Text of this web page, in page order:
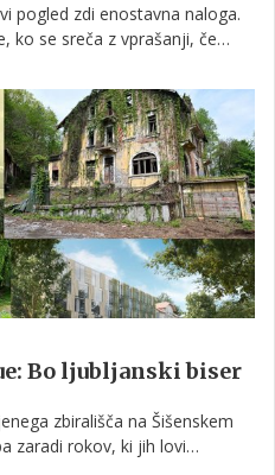
pogled zdi enostavna naloga.
ko se sreča z vprašanji, če
je odvisen predvsem od tega,
je tudi njegova
Bo ljubljanski biser
zbirališča na Šišenskem
zaradi rokov, ki jih lovi